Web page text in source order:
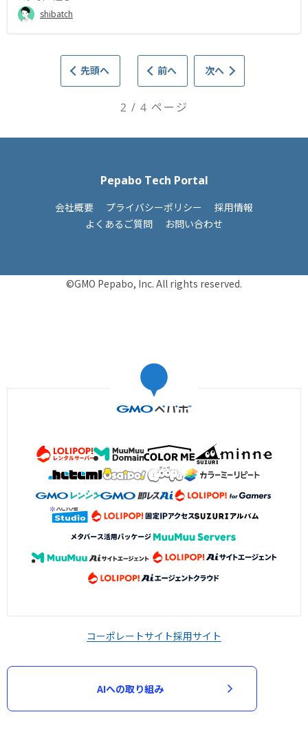
shibatch
先頭へ 前へ 次へ
2 / 4 ページ
Pepabo Tech Portal
会社概要 プライバシーポリシー
採用情報
よくあるご質問
お問い合わせ
©GMO Pepabo, Inc. All rights reserved.
コーポレートサイト採用サイト
AIへの取り組み